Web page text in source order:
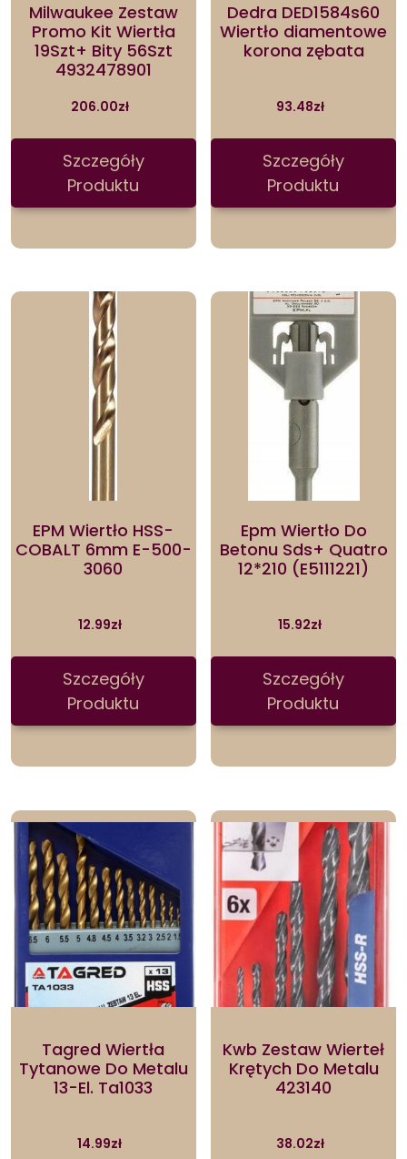
Milwaukee Zestaw
Promo Kit Wiertła
19Szt+ Bity 56Szt
4932478901
206.00zł
Szczegóły
Produktu
Dedra DED1584s60
Wiertło diamentowe
korona zębata
93.48zł
Szczegóły
Produktu
EPM Wiertło HSS-
COBALT 6mm E-500-
3060
12.99zł
Szczegóły
Produktu
Epm Wiertło Do
Betonu Sds+ Quatro
12*210 (E5111221)
15.92zł
Szczegóły
Produktu
Tagred Wiertła
Tytanowe Do Metalu
13-El. Ta1033
14.99zł
Kwb Zestaw Wierteł
Krętych Do Metalu
423140
38.02zł